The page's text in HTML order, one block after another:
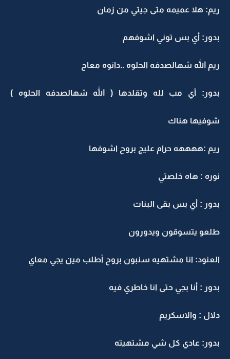
ريم: هلا عميمه متى جيتي من زمان
بدور: أي بس توني اشوفهم
ريم الله شهالصدفه الحلوه ..دانوه معاج
بدور: أي مب لله وتقلدها ( الله شهالصدفه الحلوه )
شوفيها هناك
ريم :ههههه حرام عليج بروح اشوفها
نوره : هاه خلصتي
بدور : أي بس بقى البنات
طلعو يتسوقون ويدورون
العنود: انا مشتهيه سنبون بروح أطلب مين يجي معاي
بدور : أنا بجي حتى انا خاطري فيه
دلال : والاسكريم
بدور: عادي كل شي مشتهيته